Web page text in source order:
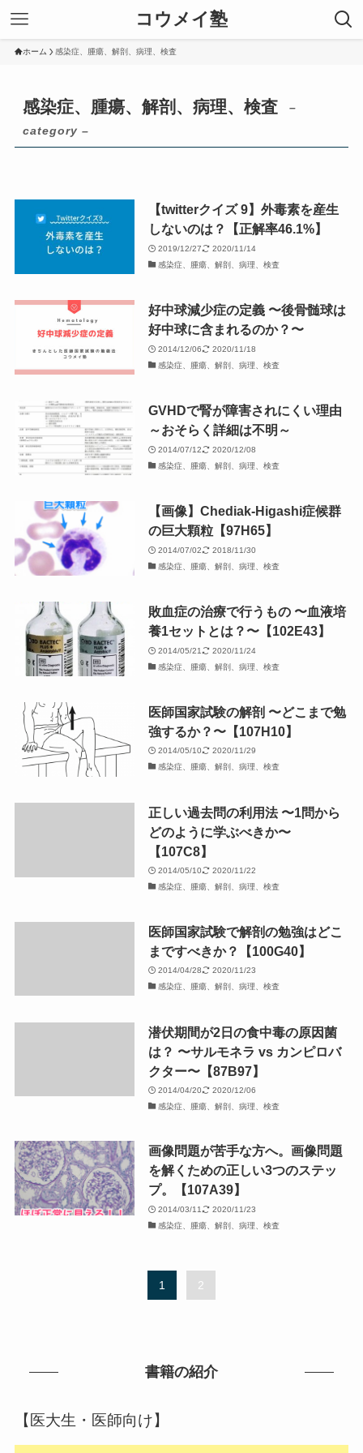
コウメイ塾
ホーム 感染症、腫瘍、解剖、病理、検査
感染症、腫瘍、解剖、病理、検査
–
category –
【twitterクイズ 9】外毒素を産生
しないのは？【正解率46.1%】
2019/12/27
2020/11/14
感染症、腫瘍、解剖、病理、検査
好中球減少症の定義 〜後骨髄球は
好中球に含まれるのか？〜
2014/12/06
2020/11/18
感染症、腫瘍、解剖、病理、検査
GVHDで腎が障害されにくい理由
～おそらく詳細は不明～
2014/07/12
2020/12/08
感染症、腫瘍、解剖、病理、検査
【画像】Chediak-Higashi症候群
の巨大顆粒【97H65】
2014/07/02
2018/11/30
感染症、腫瘍、解剖、病理、検査
敗血症の治療で行うもの 〜血液培
養1セットとは？〜【102E43】
2014/05/21
2020/11/24
感染症、腫瘍、解剖、病理、検査
医師国家試験の解剖 〜どこまで勉
強するか？〜【107H10】
2014/05/10
2020/11/29
感染症、腫瘍、解剖、病理、検査
正しい過去問の利用法 〜1問から
どのように学ぶべきか〜
【107C8】
2014/05/10
2020/11/22
感染症、腫瘍、解剖、病理、検査
医師国家試験で解剖の勉強はどこ
まですべきか？【100G40】
2014/04/28
2020/11/23
感染症、腫瘍、解剖、病理、検査
潜伏期間が2日の食中毒の原因菌
は？ 〜サルモネラ vs カンピロバ
クター〜【87B97】
2014/04/20
2020/12/06
感染症、腫瘍、解剖、病理、検査
画像問題が苦手な方へ。画像問題
を解くための正しい3つのステッ
プ。【107A39】
2014/03/11
2020/11/23
感染症、腫瘍、解剖、病理、検査
1 2
書籍の紹介
【医大生・医師向け】